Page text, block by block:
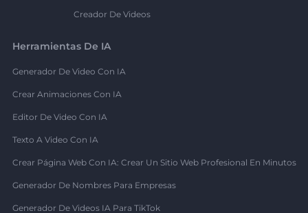
Creador De Videos
Herramientas De IA
Generador De Video Con IA
Crear Animaciones Con IA
Editor De Video Con IA
Texto A Video Con IA
Crear Página Web Con IA: Crear Un Sitio Web Profesional En Minutos
Generador De Nombres Para Empresas
Generador De Videos IA Para TikTok